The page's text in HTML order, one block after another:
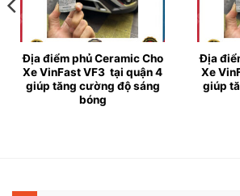
Phủ ceramic cho xe VinFast VF3
▶ Phủ Ceramic Cho Xe Ô tô là gì
✔ Phủ ceramic cho xe VinFast VF3
làm đẹp đồng thời bảo vệ xe hơi
lựa chọn . Hiện nay nhu cầu làm đẹp
Việt Nam
Địa điểm phủ Ceramic Cho
Xe VinFast VF3 tại quận 4
giúp tăng cường độ sáng
bóng
Địa
Xe
giúp